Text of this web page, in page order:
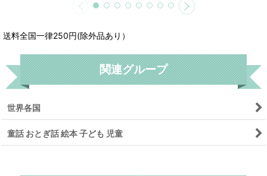
送料全国一律250円(除外品あり）
関連グループ
世界各国
童話 おとぎ話 絵本 子ども 児童